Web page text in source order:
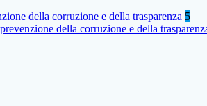
della corruzione e della trasparenza 5
della corruzione e della